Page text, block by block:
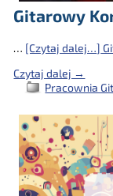
Gitarowy
… [Czytaj dalej…]
Czytaj dalej →
Pracownia